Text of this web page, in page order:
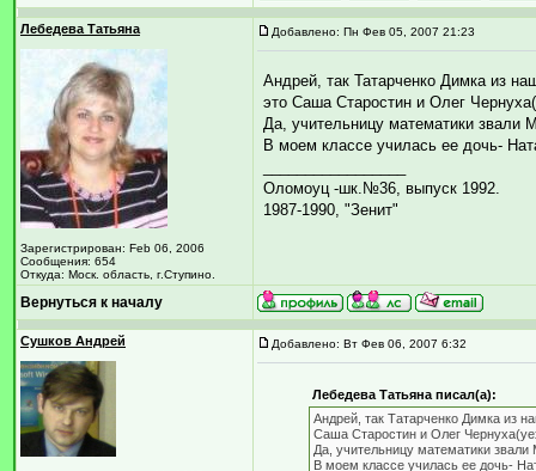
Лебедева Татьяна
Зарегистрирован: Feb 06, 2006
Сообщения: 654
Откуда: Моск. область, г.Ступино.
Добавлено: Пн Фев 05, 2007 21:23
Андрей, так Татарченко Димка из
это Саша Старостин и Олег
Да, учительницу математики звали
В моем классе училась ее дочь-
Оломоуц -шк.№36, выпуск 1992.
1987-1990, "Зенит"
Вернуться к началу
Сушков Андрей Добавлено: Вт Фев 06, 2007 6:32
Лебедева Татьяна писал(а):
Андрей, так Татарченко Димка из
Саша Старостин и Олег
Да, учительницу математики
В моем классе училась ее дочь-